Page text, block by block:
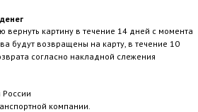
вернуть картину в течение 14 дней с момента
будут возвращены на карту, в течение 10
согласно накладной слежения
России
компании.